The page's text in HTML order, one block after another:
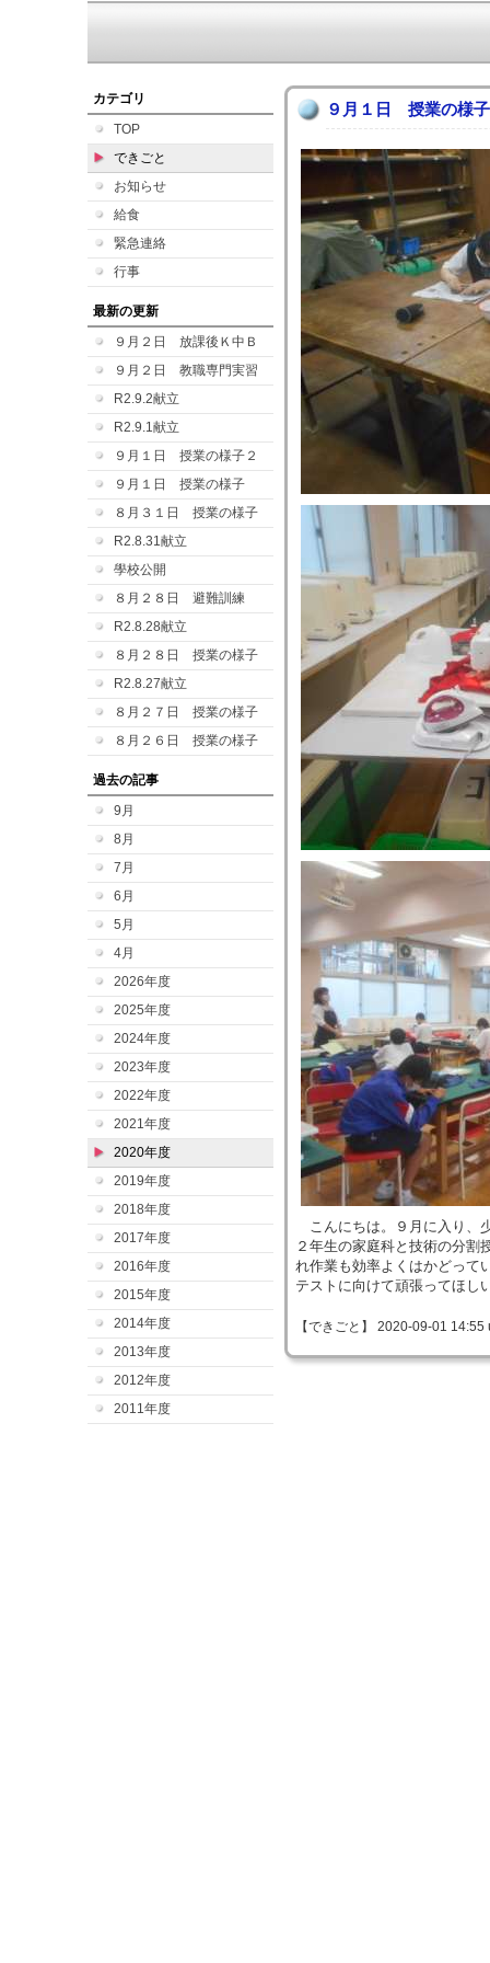
カテゴリ
TOP
できごと
お知らせ
給食
緊急連絡
行事
最新の更新
９月２日 放課後Ｋ中Ｂ
９月２日 教職専門実習
R2.9.2献立
R2.9.1献立
９月１日 授業の様子２
９月１日 授業の様子
８月３１日 授業の様子
R2.8.31献立
學校公開
８月２８日 避難訓練
R2.8.28献立
８月２８日 授業の様子
R2.8.27献立
８月２７日 授業の様子
８月２６日 授業の様子
過去の記事
9月
8月
7月
6月
5月
4月
2026年度
2025年度
2024年度
2023年度
2022年度
2021年度
2020年度
2019年度
2018年度
2017年度
2016年度
2015年度
2014年度
2013年度
2012年度
2011年度
９月１日 授業の様子
こんにちは。９月に入り、
２年生の家庭科と技術の分割
れ作業も効率よくはかどって
テストに向けて頑張ってほし
【できごと】 2020-09-01